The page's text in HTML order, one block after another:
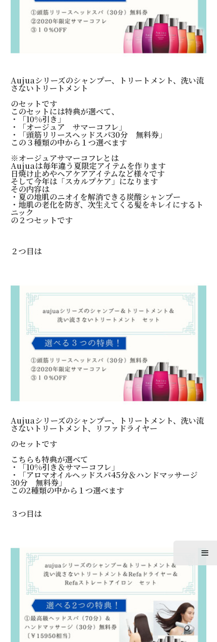
Aujuaシリーズのシャンプー、トリートメント、洗い流
さないトリートメント
のセットです
このセットには特典が選べて、
・「10%引き」
・「オージュア サマーコフレ」
・「頭筋リリースヘッドスパ30分 無料券」
この３種類の中から１つ選べます
※オージュアサマーコフレとは
Aujuaは毎年違う夏限定アイテムを作ります
日焼け止めやヘアケアアイテムなど様々です
そして今年は「スカルプケア」になります
その内容は
・夏の地肌のニオイを解消できる炭酸シャンプー
・地肌の老化を防ぎ、次生えてくる髪をキレイにするト
ニック
の２つセットです
２つ目は
Aujuaシリーズのシャンプー、トリートメント、洗い流
さないトリートメント、リファドライヤー
のセットです
こちらも特典が選べて
・「10%引き＆サマーコフレ」
・「アロマオイルヘッドスパ45分＆ハンドマッサージ
30分 無料券」
この2種類の中から１つ選べます
３つ目は